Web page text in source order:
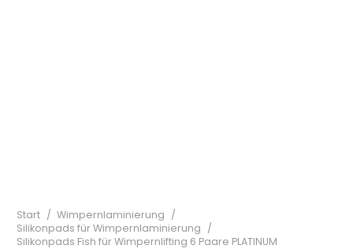
Start / Wimpernlaminierung /
Silikonpads für Wimpernlaminierung /
Silikonpads Fish für Wimpernlifting 6 Paare PLATINUM